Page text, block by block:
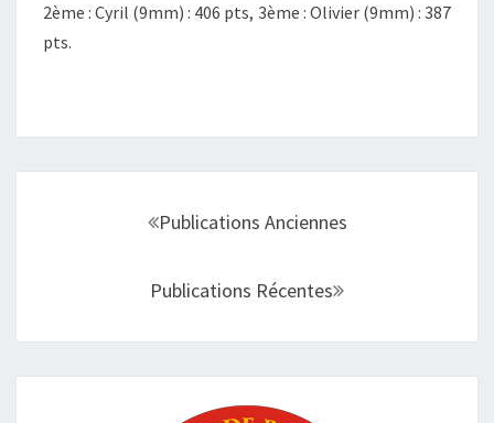
2ème : Cyril (9mm) : 406 pts, 3ème : Olivier (9mm) : 387
pts.
Publications Anciennes
Publications Récentes